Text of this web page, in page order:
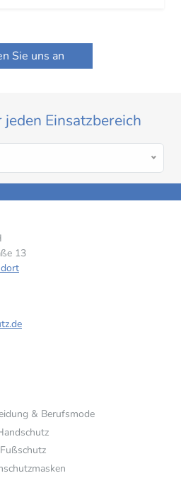
Sie uns an
Einsatzbereich
13
& Berufsmode
Fußschutz